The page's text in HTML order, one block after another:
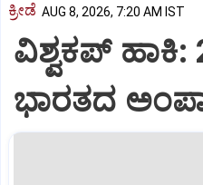
ಕ್ರೀಡೆ AUG 8, 2026, 7:20 AM IST
ವಿಶ್ವಕಪ್‌
ಭಾರತದ